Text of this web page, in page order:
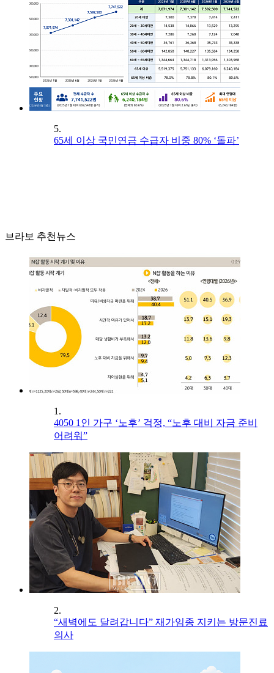
5.
65세 이상 국민연금 수급자 비중 80% ‘돌파’
브라보 추천뉴스
1.
4050 1인 가구 ‘노후’ 걱정, “노후 대비 자금 준비
어려워”
2.
“새벽에도 달려갑니다” 재가임종 지키는 방문진료
의사